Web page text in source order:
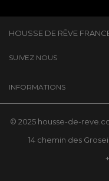
HOUSSE DE RÊVE
SUIVEZ NOUS
INFORMATIONS
© 2025 housse-de-
14 chemin des